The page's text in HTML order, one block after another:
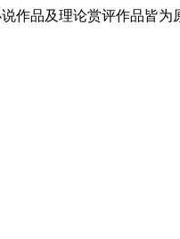
作品及理论赏评作品皆